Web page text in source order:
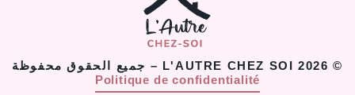
© 2026 L'AUTRE CHEZ SOI – جميع الحقوق محفوظة
Politique de confidentialité